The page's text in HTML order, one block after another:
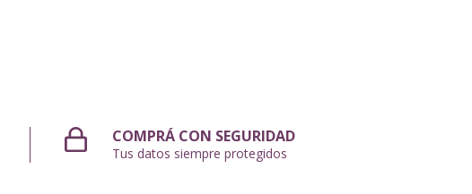
COMPRÁ CON SEGURIDAD
Tus datos siempre protegidos